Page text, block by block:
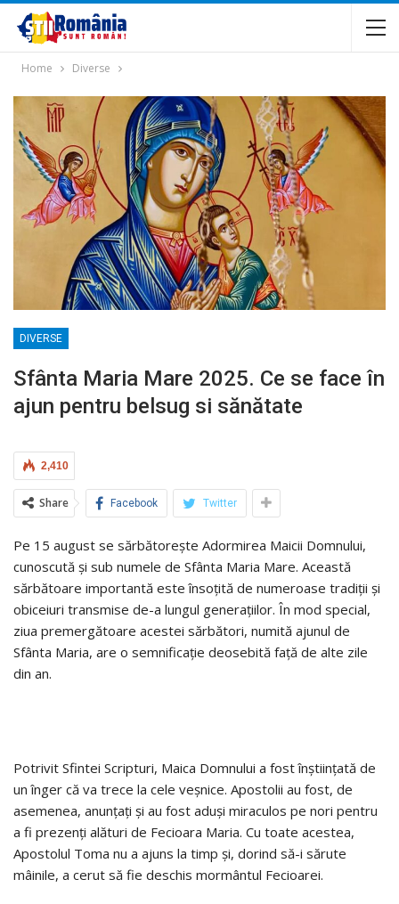
Home Diverse
DIVERSE
Sfânta Maria Mare 2025. Ce se face în
ajun pentru belsug si sănătate
2,410
Share Facebook Twitter
Pe 15 august se sărbătorește Adormirea Maicii Domnului,
cunoscută și sub numele de Sfânta Maria Mare. Această
sărbătoare importantă este însoțită de numeroase tradiții și
obiceiuri transmise de-a lungul generațiilor. În mod special,
ziua premergătoare acestei sărbători, numită ajunul de
Sfânta Maria, are o semnificație deosebită față de alte zile
din an.
Potrivit Sfintei Scripturi, Maica Domnului a fost înștiințată de
un înger că va trece la cele veșnice. Apostolii au fost, de
asemenea, anunțați și au fost aduși miraculos pe nori pentru
a fi prezenți alături de Fecioara Maria. Cu toate acestea,
Apostolul Toma nu a ajuns la timp și, dorind să-i sărute
mâinile, a cerut să fie deschis mormântul Fecioarei.